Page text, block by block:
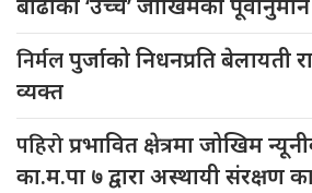
बाढीको ‘उच्च’ जोखिमको पूर्वानुमान
निर्मलपुर्जाको निधनप्रति बेलायती
व्यक्त
पहिरोप्रभावित क्षेत्रमा जोखिम
का.म.पा ७ द्वारा अस्थायी संरक्षण